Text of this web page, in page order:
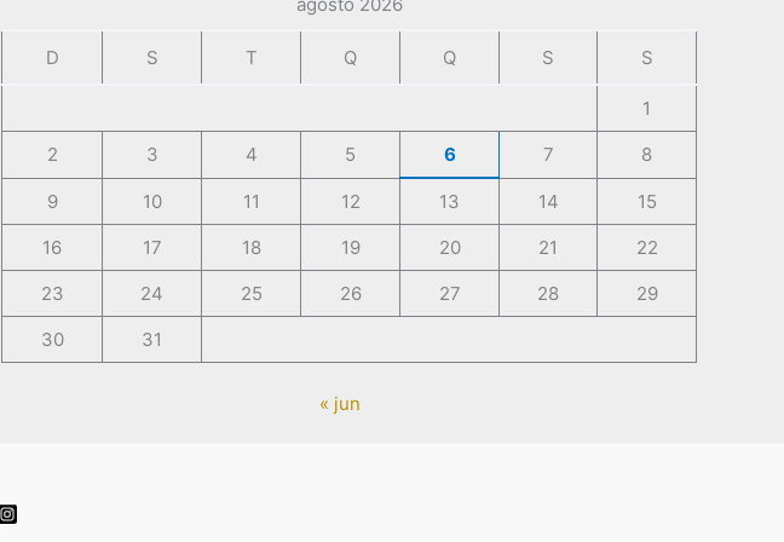
D S T Q Q S S
1
2
3 4 5 6 7 8
9 10 11 12 13 14
15
16
17 18 19 20 21
22
23
24 25 26 27 28
29
30
31
« jun